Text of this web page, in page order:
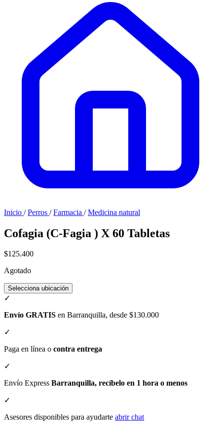
Inicio / Perros / Farmacia / Medicina natural
Cofagia (C-Fagia ) X 60 Tabletas
$125.400
Agotado
Selecciona ubicación
✓
Envío GRATIS en Barranquilla, desde $130.000
✓
Paga en línea o contra entrega
✓
Envío Express Barranquilla, recíbelo en 1 hora o menos
✓
Asesores disponibles para ayudarte abrir chat